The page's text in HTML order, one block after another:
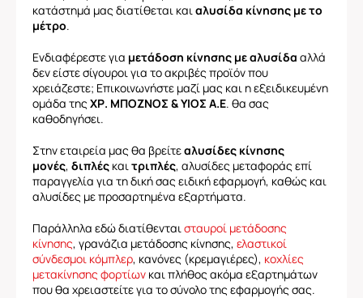
κατάστημά μας διατίθεται καιαλυσίδα κίνησης με το
μέτρο.
Ενδιαφέρεστε για μετάδοση κίνησης με αλυσίδα αλλά
δεν είστε σίγουροι για το ακριβές προϊόν που
χρειάζεστε; Επικοινωνήστε μαζί μας και η εξειδικευμένη
ομάδα της ΧΡ. ΜΠΟΖΝΟΣ & ΥΙΟΣ Α.Ε. θα σας
καθοδηγήσει.
Στην εταιρεία μας θα βρείτεαλυσίδες κίνησης
μονές, διπλές καιτριπλές, αλυσίδες μεταφοράς επί
παραγγελία για τη δική σας ειδική εφαρμογή, καθώς και
αλυσίδες με προσαρτημένα εξαρτήματα.
Παράλληλα εδώ διατίθενταισταυροί μετάδοσης
κίνησης, γρανάζια μετάδοσης κίνησης, ελαστικοί
σύνδεσμοι κόμπλερ, κανόνες (κρεμαγιέρες), κοχλίες
μετακίνησης φορτίων και πλήθος ακόμα εξαρτημάτων
που θα χρειαστείτε για το σύνολο της εφαρμογής σας.